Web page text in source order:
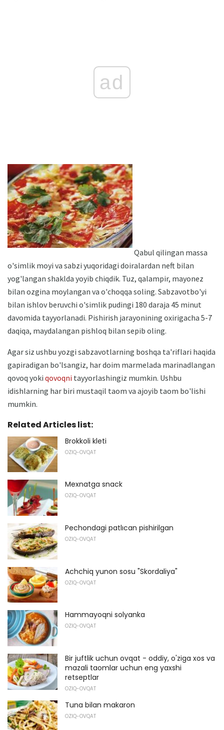
ad
Qabul qilingan massa
o'simlik moyi va sabzi yuqoridagi doiralardan neft bilan
yog'langan shaklda yoyib chiqdik. Tuz, qalampir, mayonez
bilan ozgina moylangan va o'choqqa soling. Sabzavotbo'yi
bilan ishlov beruvchi o'simlik pudingi 180 daraja 45 minut
davomida tayyorlanadi. Pishirish jarayonining oxirigacha 5-7
daqiqa, maydalangan pishloq bilan sepib oling.
Agar siz ushbu yozgi sabzavotlarning boshqa ta'riflari haqida
gapiradigan bo'lsangiz, har doim marmelada marinadlangan
qovoq yoki qovoqni tayyorlashingiz mumkin. Ushbu
idishlarning har biri mustaqil taom va ajoyib taom bo'lishi
mumkin.
Related Articles list:
Brokkoli kleti
OZIQ-OVQAT
Mexnatga snack
OZIQ-OVQAT
Pechondagi patlıcan pishirilgan
OZIQ-OVQAT
Achchiq yunon sosu "Skordaliya"
OZIQ-OVQAT
Hammayoqni solyanka
OZIQ-OVQAT
Bir juftlik uchun ovqat - oddiy, o'ziga xos va
mazali taomlar uchun eng yaxshi
retseptlar
OZIQ-OVQAT
Tuna bilan makaron
OZIQ-OVQAT